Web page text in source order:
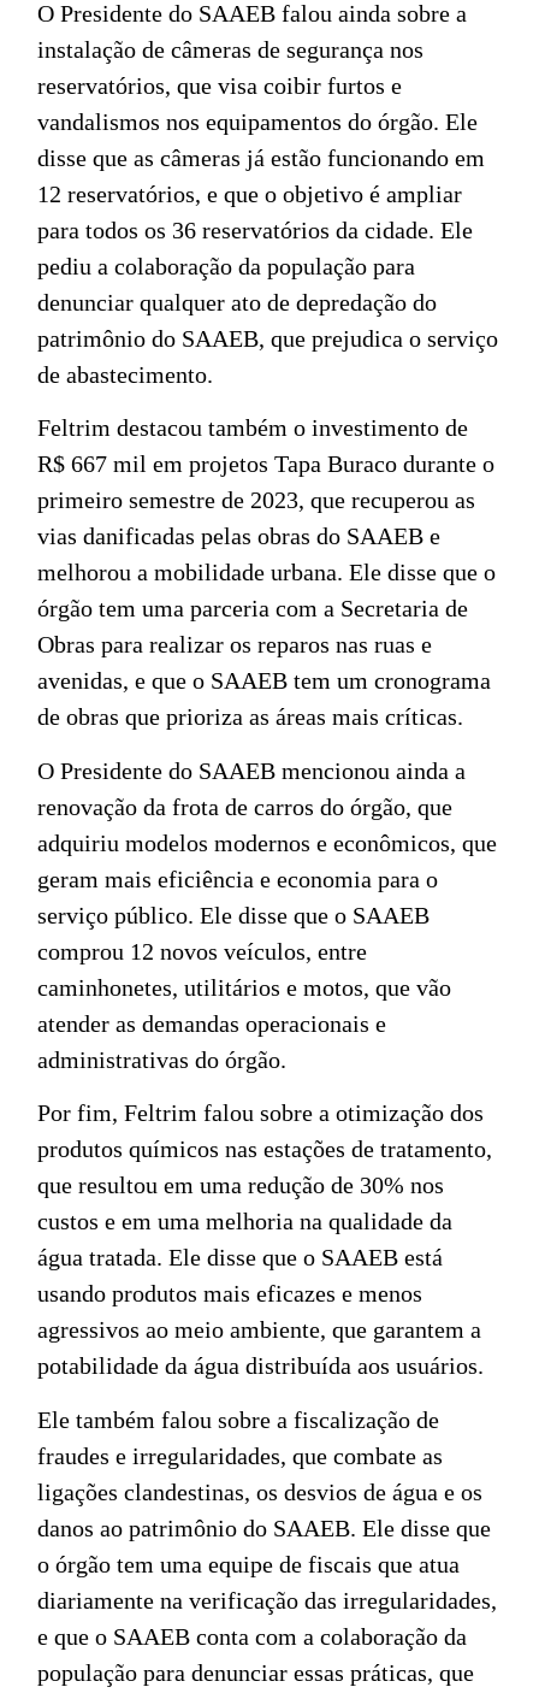
O Presidente do SAAEB falou ainda sobre a
instalação de câmeras de segurança nos
reservatórios, que visa coibir furtos e
vandalismos nos equipamentos do órgão. Ele
disse que as câmeras já estão funcionando em
12 reservatórios, e que o objetivo é ampliar
para todos os 36 reservatórios da cidade. Ele
pediu a colaboração da população para
denunciar qualquer ato de depredação do
patrimônio do SAAEB, que prejudica o serviço
de abastecimento.
Feltrim destacou também o investimento de
R$ 667 mil em projetos Tapa Buraco durante o
primeiro semestre de 2023, que recuperou as
vias danificadas pelas obras do SAAEB e
melhorou a mobilidade urbana. Ele disse que o
órgão tem uma parceria com a Secretaria de
Obras para realizar os reparos nas ruas e
avenidas, e que o SAAEB tem um cronograma
de obras que prioriza as áreas mais críticas.
O Presidente do SAAEB mencionou ainda a
renovação da frota de carros do órgão, que
adquiriu modelos modernos e econômicos, que
geram mais eficiência e economia para o
serviço público. Ele disse que o SAAEB
comprou 12 novos veículos, entre
caminhonetes, utilitários e motos, que vão
atender as demandas operacionais e
administrativas do órgão.
Por fim, Feltrim falou sobre a otimização dos
produtos químicos nas estações de tratamento,
que resultou em uma redução de 30% nos
custos e em uma melhoria na qualidade da
água tratada. Ele disse que o SAAEB está
usando produtos mais eficazes e menos
agressivos ao meio ambiente, que garantem a
potabilidade da água distribuída aos usuários.
Ele também falou sobre a fiscalização de
fraudes e irregularidades, que combate as
ligações clandestinas, os desvios de água e os
danos ao patrimônio do SAAEB. Ele disse que
o órgão tem uma equipe de fiscais que atua
diariamente na verificação das irregularidades,
e que o SAAEB conta com a colaboração da
população para denunciar essas práticas, que